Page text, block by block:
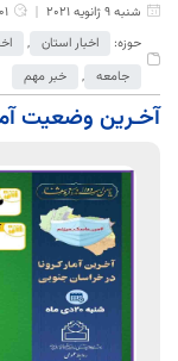
شنبه 9 ژانویه 2021
حوزه:
اخبار استان ,
جامعه , خبر مهم
آخـرین وضعیت